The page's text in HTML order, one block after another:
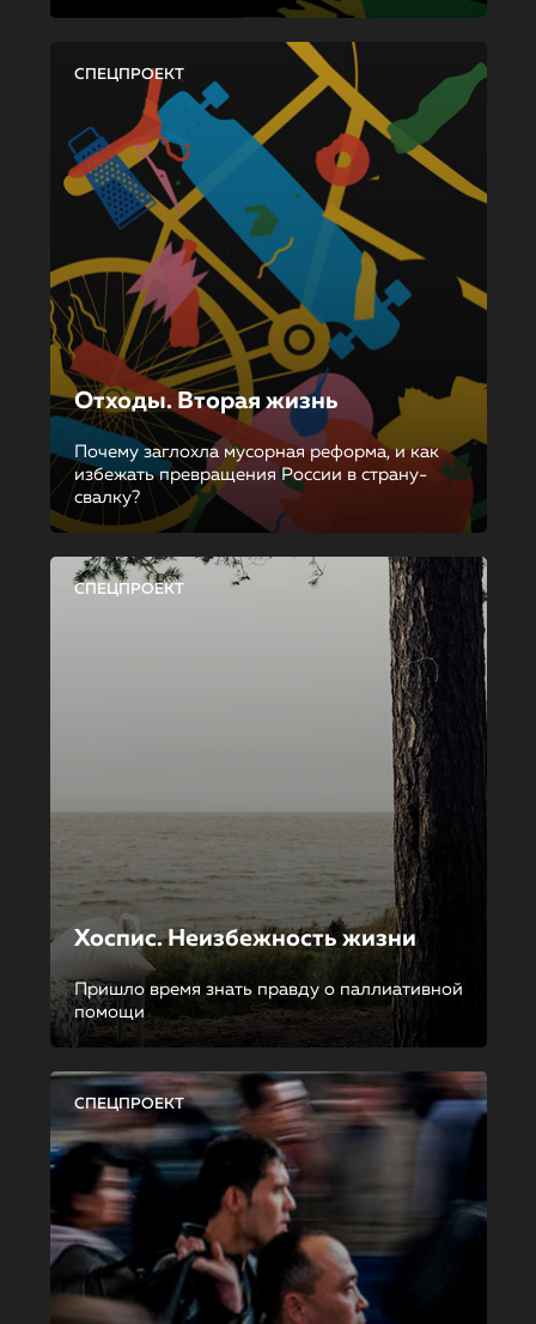
СПЕЦПРОЕКТ
Отходы. Вторая жизнь
Почему заглохла мусорная реформа, и как
избежать превращения России в страну-
свалку?
СПЕЦПРОЕКТ
Хоспис. Неизбежность жизни
Пришло время знать правду о паллиативной
помощи
СПЕЦПРОЕКТ